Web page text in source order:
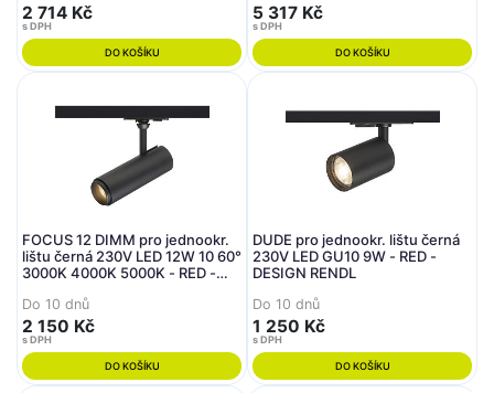
2 714 Kč
s DPH
DO KOŠÍKU
5 317 Kč
s DPH
DO KOŠÍKU
FOCUS 12 DIMM pro jednookr.
lištu černá 230V LED 12W 10 60°
3000K 4000K 5000K - RED -
Do 10 dnů
2 150 Kč
s DPH
DO KOŠÍKU
DUDE pro jednookr. lištu černá
230V LED GU10 9W - RED -
DESIGN RENDL
Do 10 dnů
1 250 Kč
s DPH
DO KOŠÍKU